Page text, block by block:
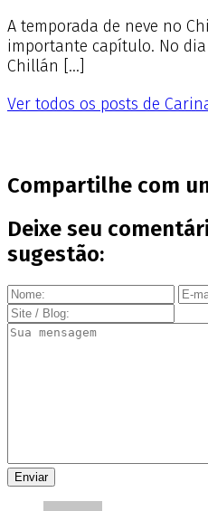
A temporada de neve no
importante capítulo. No
Chillán […]
Ver todos os posts de
Compartilhe com
Deixe seu
sugestão: